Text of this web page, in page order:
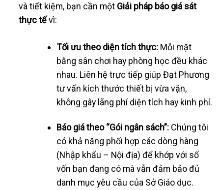
và tiết kiệm, bạn cần một Giải pháp báo giá sát
thực tếvì:
Tối ưu theo diện tích thực: Mỗi mặt
bằng sân chơi hay phòng học đều khác
nhau. Liên hệ trực tiếp giúp Đạt Phương
tư vấn kích thước thiết bị vừa vặn,
không gây lãng phí diện tích hay kinh phí.
Báo giá theo “Gói ngân sách”: Chúng tôi
có khả năng phối hợp các dòng hàng
(Nhập khẩu – Nội địa) để khớp với số
vốn bạn đang có mà vẫn đảm bảo đủ
danh mục yêu cầu của Sở Giáo dục.